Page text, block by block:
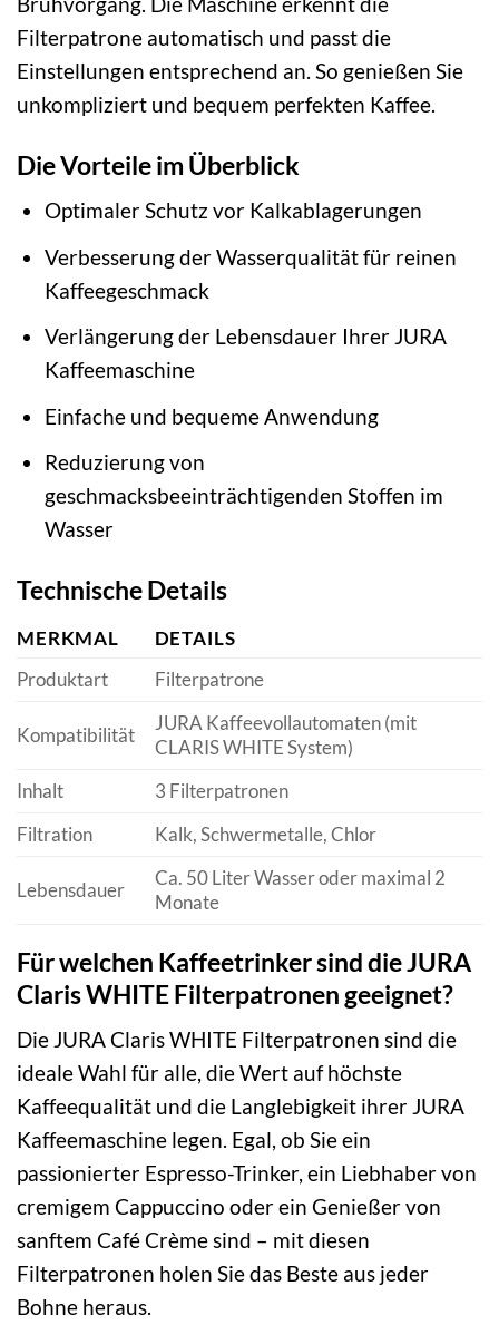
Filterpatrone automatisch und passt die
Einstellungen entsprechend an. So genießen Sie
unkompliziert und bequem perfekten Kaffee.
Die Vorteile im Überblick
Optimaler Schutz vor Kalkablagerungen
Verbesserung der Wasserqualität für reinen
Kaffeegeschmack
Verlängerung der Lebensdauer Ihrer JURA
Kaffeemaschine
Einfache und bequeme Anwendung
Reduzierung von
geschmacksbeeinträchtigenden Stoffen im
Wasser
Technische Details
MERKMAL
DETAILS
Produktart
Filterpatrone
Kompatibilität
JURA Kaffeevollautomaten (mit
CLARIS WHITE System)
Inhalt
3 Filterpatronen
Filtration
Kalk, Schwermetalle, Chlor
Lebensdauer
Ca. 50 Liter Wasser oder maximal 2
Monate
Für welchen Kaffeetrinker sind die JURA
Claris WHITE Filterpatronen geeignet?
Die JURA Claris WHITE Filterpatronen sind die
ideale Wahl für alle, die Wert auf höchste
Kaffeequalität und die Langlebigkeit ihrer JURA
Kaffeemaschine legen. Egal, ob Sie ein
passionierter Espresso-Trinker, ein Liebhaber von
cremigem Cappuccino oder ein Genießer von
sanftem Café Crème sind – mit diesen
Filterpatronen holen Sie das Beste aus jeder
Bohne heraus.